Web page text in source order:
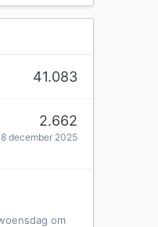
41.083
2.662
8 december 2025
om